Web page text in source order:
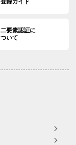
二要素認証に
ついて